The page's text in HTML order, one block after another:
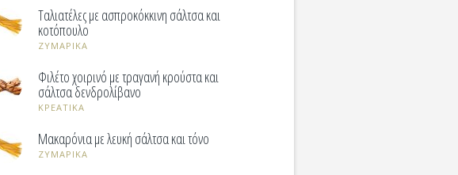
Ταλιατέλες με ασπροκόκκινη σάλτσα και
κοτόπουλο
ΖΥΜΑΡΙΚΑ
Φιλέτο χοιρινό με τραγανή κρούστα και
σάλτσα δενδρολίβανο
ΚΡΕΑΤΙΚΑ
Μακαρόνια με λευκή σάλτσα και τόνο
ΖΥΜΑΡΙΚΑ